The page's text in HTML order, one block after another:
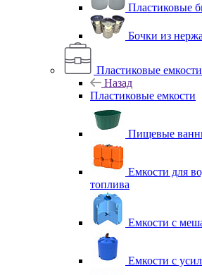
Пластиковые
Бочки из
Пластиковые емкости
Назад
Пластиковые емкости
Пищевые
Емкости для
топлива
Емкости с
Емкости с